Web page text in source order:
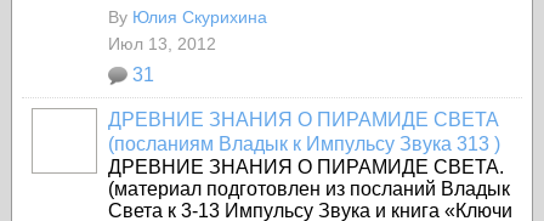
By Юлия Скурихина
Июл 13, 2012
31
ДРЕВНИЕ ЗНАНИЯ О ПИРАМИДЕ СВЕТА
(посланиям Владык к Импульсу Звука 313 )
ДРЕВНИЕ ЗНАНИЯ О ПИРАМИДЕ СВЕТА.
(материал подготовлен из посланий Владык
Света к 3-13 Импульсу Звука и книга «Ключи